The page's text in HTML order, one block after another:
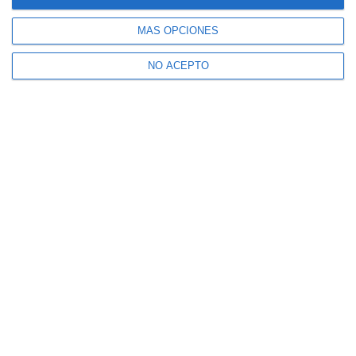
MÁS OPCIONES
NO ACEPTO